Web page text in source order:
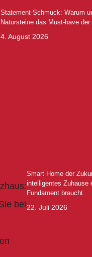
Statement-Schmuck: Warum
Natursteine das Must-have
4. August 2026
Smart Home der
intelligentes Zuhause
Fundament braucht
22. Juli 2026